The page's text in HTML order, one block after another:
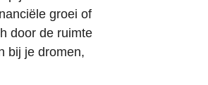
groei of
door de ruimte
bij je dromen,